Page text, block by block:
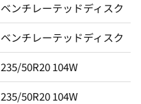
ベンチレーテッドディスク
ベンチレーテッドディスク
235/50R20 104W
235/50R20 104W